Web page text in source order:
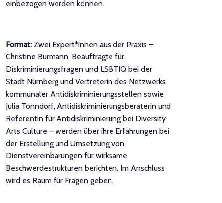
einbezogen werden können.
Format: Zwei Expert*innen aus der Praxis –
Christine Burmann, Beauftragte für
Diskriminierungsfragen und LSBTIQ bei der
Stadt Nürnberg und Vertreterin des Netzwerks
kommunaler Antidiskriminierungsstellen sowie
Julia Tonndorf, Antidiskriminierungsberaterin und
Referentin für Antidiskriminierung bei Diversity
Arts Culture – werden über ihre Erfahrungen bei
der Erstellung und Umsetzung von
Dienstvereinbarungen für wirksame
Beschwerdestrukturen berichten. Im Anschluss
wird es Raum für Fragen geben.